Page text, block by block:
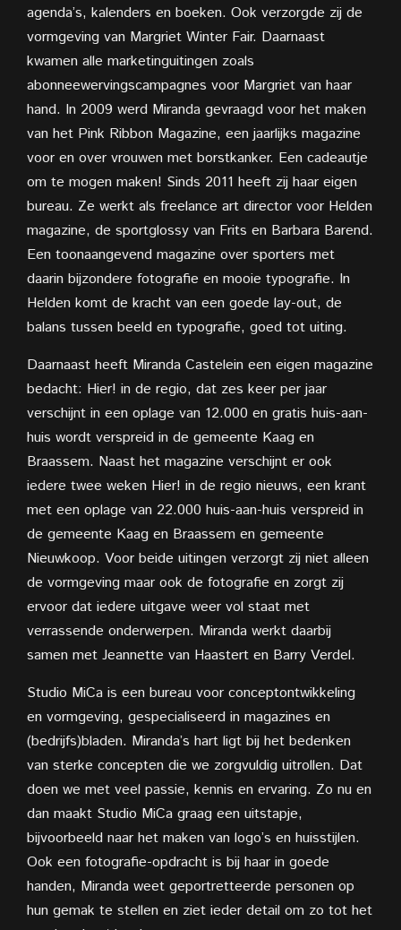
agenda’s, kalenders en boeken. Ook verzorgde zij de
vormgeving van Margriet Winter Fair. Daarnaast
kwamen alle marketinguitingen zoals
abonneewervingscampagnes voor Margriet van haar
hand. In 2009 werd Miranda gevraagd voor het maken
van het Pink Ribbon Magazine, een jaarlijks magazine
voor en over vrouwen met borstkanker. Een cadeautje
om te mogen maken! Sinds 2011 heeft zij haar eigen
bureau. Ze werkt als freelance art director voor Helden
magazine, de sportglossy van Frits en Barbara Barend.
Een toonaangevend magazine over sporters met
daarin bijzondere fotografie en mooie typografie. In
Helden komt de kracht van een goede lay-out, de
balans tussen beeld en typografie, goed tot uiting.
Daarnaast heeft Miranda Castelein een eigen magazine
bedacht: Hier! in de regio, dat zes keer per jaar
verschijnt in een oplage van 12.000 en gratis huis-aan-
huis wordt verspreid in de gemeente Kaag en
Braassem. Naast het magazine verschijnt er ook
iedere twee weken Hier! in de regio nieuws, een krant
met een oplage van 22.000 huis-aan-huis verspreid in
de gemeente Kaag en Braassem en gemeente
Nieuwkoop. Voor beide uitingen verzorgt zij niet alleen
de vormgeving maar ook de fotografie en zorgt zij
ervoor dat iedere uitgave weer vol staat met
verrassende onderwerpen. Miranda werkt daarbij
samen met Jeannette van Haastert en Barry Verdel.
Studio MiCa is een bureau voor conceptontwikkeling
en vormgeving, gespecialiseerd in magazines en
(bedrijfs)bladen. Miranda’s hart ligt bij het bedenken
van sterke concepten die we zorgvuldig uitrollen. Dat
doen we met veel passie, kennis en ervaring. Zo nu en
dan maakt Studio MiCa graag een uitstapje,
bijvoorbeeld naar het maken van logo’s en huisstijlen.
Ook een fotografie-opdracht is bij haar in goede
handen, Miranda weet geportretteerde personen op
hun gemak te stellen en ziet ieder detail om zo tot het